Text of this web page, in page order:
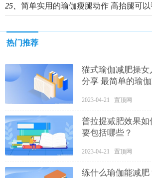
25、 简单实用的瑜伽瘦腿动作 高抬腿可以
热门推荐
猫式瑜伽减肥操
分享 最简单的瑜
2023-04-21 置顶网
普拉提减肥效果
要包括哪些？
2023-04-21 置顶网
练什么瑜伽能减